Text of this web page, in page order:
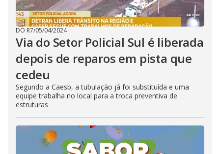
DO R7/05/04/2024
Via do Setor Policial Sul é liberada
depois de reparos em pista que
cedeu
Segundo a Caesb, a tubulação já foi substituída e uma
equipe trabalha no local para a troca preventiva de
estruturas